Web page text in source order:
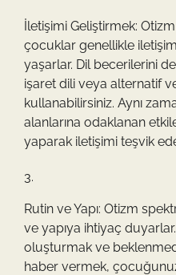
İletişimi Geliştirmek:
çocuklar genellikle
yaşarlar. Dil becerilerini
işaret dili veya alternatif
kullanabilirsiniz. Aynı
alanlarına odaklanan
yaparak iletişimi teşvik
Rutin ve Yapı: Otizm
ve yapıya ihtiyaç
oluşturmak ve
haber vermek,